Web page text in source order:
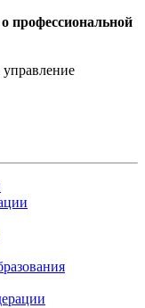
профессиональной